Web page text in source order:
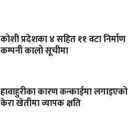
कोशी प्रदेशका ४ सहित ११ वटा निर्माण
कम्पनी कालो सूचीमा
हावाहुरीका कारण कन्काईमा लगाइएको
केरा खेतीमा व्यापक क्षति